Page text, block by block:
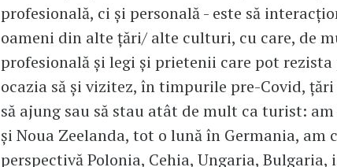
profesională, ci și personală - este să
oameni din alte țări/ alte culturi, cu care, de
profesională și legi și prietenii care pot rezista
ocazia să și vizitez, în timpurile pre-Covid,
să ajung sau să stau atât de mult ca turist:
și Noua Zeelanda, tot o lună în Germania, am
perspectivă Polonia, Cehia, Ungaria, Bulgaria,